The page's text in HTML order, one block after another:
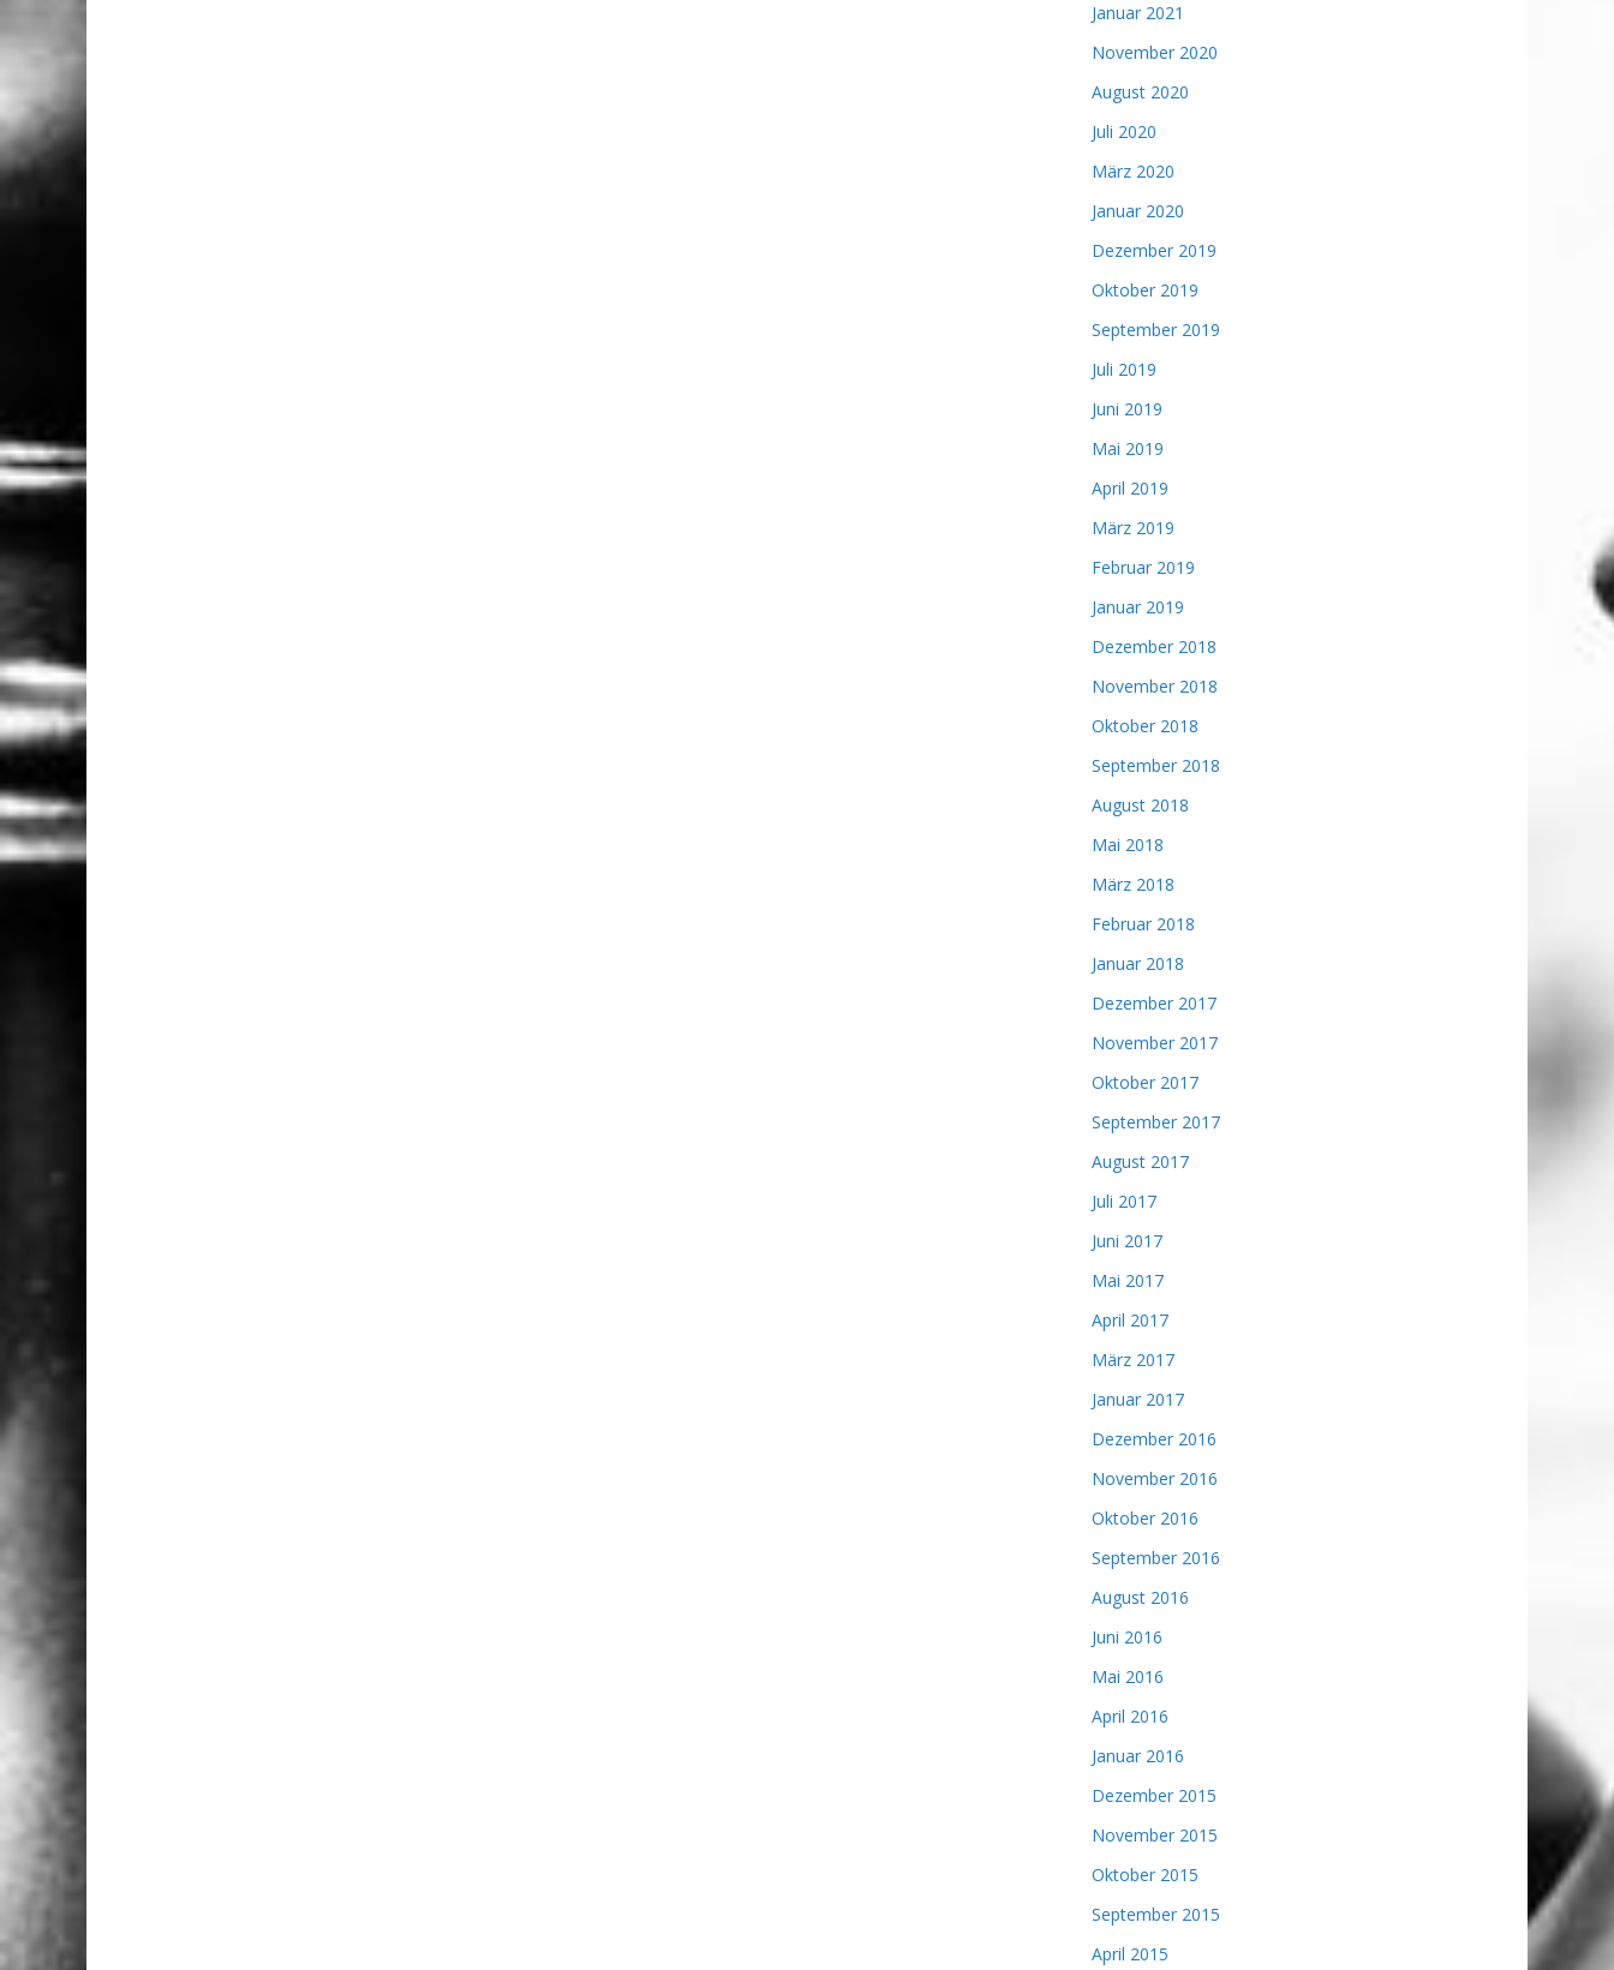
Januar 2021
November 2020
August 2020
Juli 2020
März 2020
Januar 2020
Dezember 2019
Oktober 2019
September 2019
Juli 2019
Juni 2019
Mai 2019
April 2019
März 2019
Februar 2019
Januar 2019
Dezember 2018
November 2018
Oktober 2018
September 2018
August 2018
Mai 2018
März 2018
Februar 2018
Januar 2018
Dezember 2017
November 2017
Oktober 2017
September 2017
August 2017
Juli 2017
Juni 2017
Mai 2017
April 2017
März 2017
Januar 2017
Dezember 2016
November 2016
Oktober 2016
September 2016
August 2016
Juni 2016
Mai 2016
April 2016
Januar 2016
Dezember 2015
November 2015
Oktober 2015
September 2015
April 2015